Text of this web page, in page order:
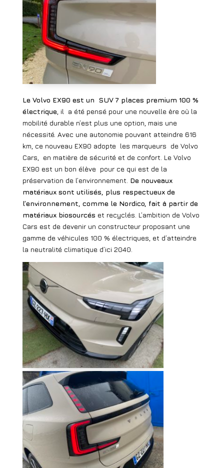
Le Volvo EX90 est un SUV 7 places premium 100 %
électrique, il
a été pensé pour une nouvelle ère où la
mobilité durable n’est plus une option, mais une
nécessité. Avec une autonomie pouvant atteindre 616
km, ce nouveau EX90 adopte les marqueurs de Volvo
Cars,
en matière de sécurité et de confort. Le Volvo
EX90 est un bon élève pour ce qui est de la
préservation de l’environnement. De nouveaux
matériaux sont utilisés, plus respectueux de
l’environnement, comme le Nordico, fait à partir de
matériaux biosourcés et recyclés. L’ambition de Volvo
Cars est de devenir un constructeur proposant une
gamme de véhicules 100 % électriques, et d’atteindre
la neutralité climatique d’ici 2040.